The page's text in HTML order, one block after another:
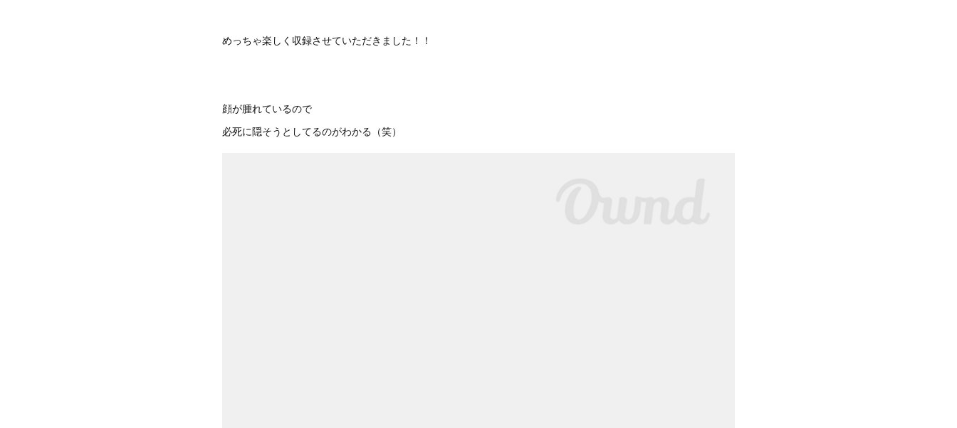
めっちゃ楽しく収録させていただきました！！
顔が腫れているので
必死に隠そうとしてるのがわかる（笑）